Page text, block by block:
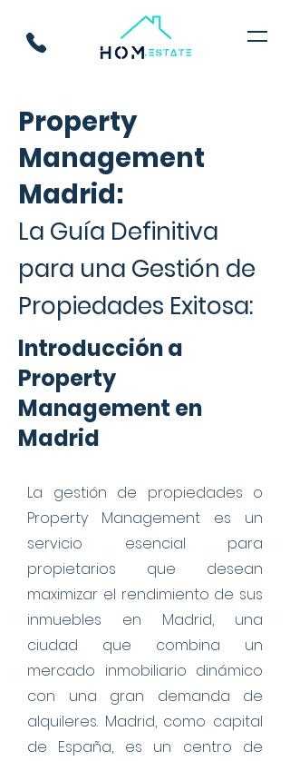
Property
Management
Madrid:
La Guía Definitiva
para una Gestión de
Propiedades Exitosa:
Introducción a
Property
Management en
Madrid
La gestión de propiedades o
Property Management es un
servicio esencial para
propietarios que desean
maximizar el rendimiento de sus
inmuebles en Madrid, una
ciudad que combina un
mercado inmobiliario dinámico
con una gran demanda de
alquileres. Madrid, como capital
de España, es un centro de